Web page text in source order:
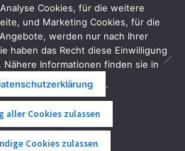
Elektromobilität 2026
Erstellt mit WooCommerce
Cookies, für die weitere
und Marketing Cookies, für die
werden nur nach Ihrer
haben das Recht diese Einwilligung
Informationen finden sie in
.
aller Cookies zulassen
Cookies zulassen